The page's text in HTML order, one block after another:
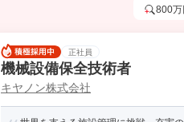
800
正社員
機械設備保全技術者
キヤノン株式会社